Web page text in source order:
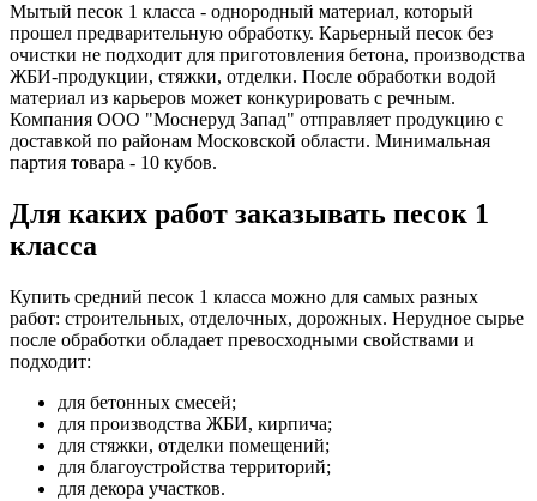
Мытый песок 1 класса - однородный материал, который
прошел предварительную обработку. Карьерный песок без
очистки не подходит для приготовления бетона, производства
ЖБИ-продукции, стяжки, отделки. После обработки водой
материал из карьеров может конкурировать с речным.
Компания ООО "Моснеруд Запад" отправляет продукцию с
доставкой по районам Московской области. Минимальная
партия товара - 10 кубов.
Для каких работ заказывать песок 1
класса
Купить средний песок 1 класса можно для самых разных
работ: строительных, отделочных, дорожных. Нерудное сырье
после обработки обладает превосходными свойствами и
подходит:
для бетонных смесей;
для производства ЖБИ, кирпича;
для стяжки, отделки помещений;
для благоустройства территорий;
для декора участков.